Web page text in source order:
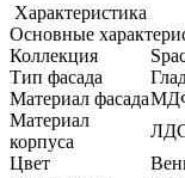
Характеристика
Основные
Коллекция
Тип фасада
Материал фасада
Материал
корпуса
Цвет